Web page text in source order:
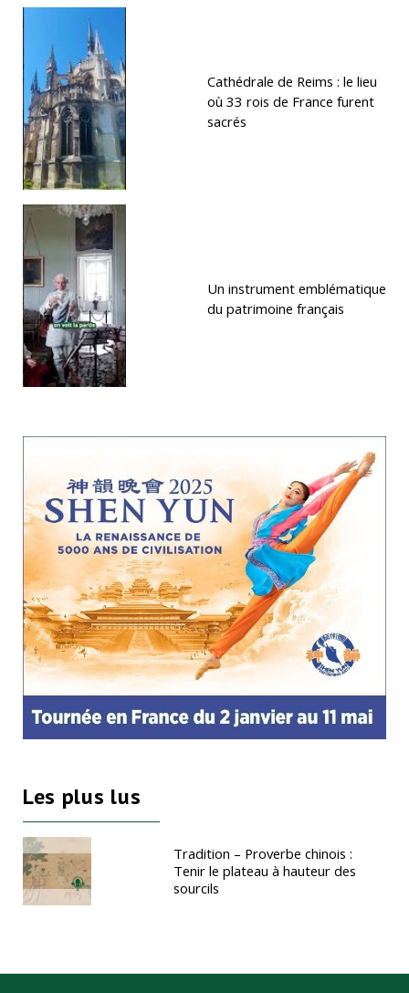
Cathédrale de Reims : le lieu
où 33 rois de France furent
sacrés
Un instrument emblématique
du patrimoine français
Les plus lus
Tradition – Proverbe chinois :
Tenir le plateau à hauteur des
sourcils